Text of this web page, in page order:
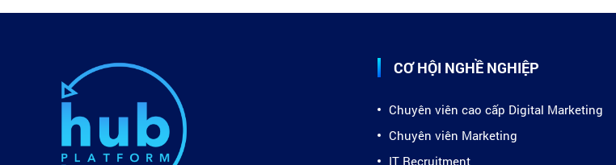
CƠ HỘI NGHỀ NGHIỆP
Chuyên viên cao cấp Digital Marketing
Chuyên viên Marketing
IT Recruitment